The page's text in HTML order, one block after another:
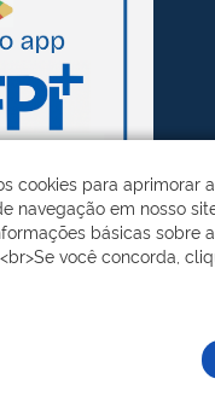
cookies para aprimorar a
navegação em nosso
básicas sobre
você concorda,